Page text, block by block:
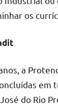
os
a
José do Rio